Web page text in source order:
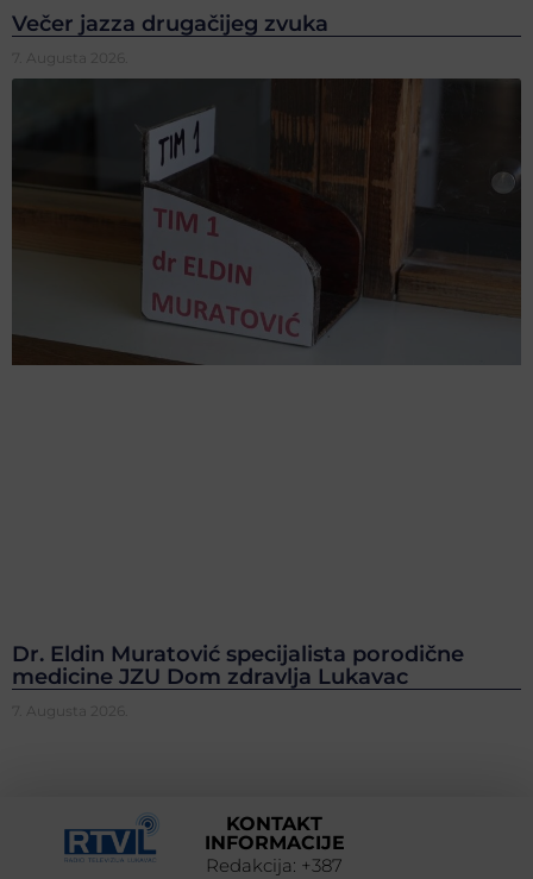
Večer jazza drugačijeg zvuka
7. Augusta 2026.
Dr. Eldin Muratović specijalista porodične
medicine JZU Dom zdravlja Lukavac
7. Augusta 2026.
KONTAKT
INFORMACIJE
Redakcija: +387